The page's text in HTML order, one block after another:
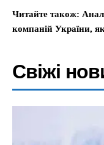
Читайте також:
компаній України,
Свіжі